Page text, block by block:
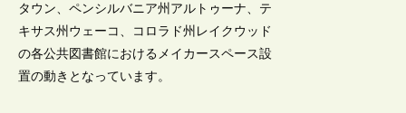
タウン、ペンシルバニア州アルトゥーナ、テ
キサス州ウェーコ、コロラド州レイクウッド
の各公共図書館におけるメイカースペース設
置の動きとなっています。